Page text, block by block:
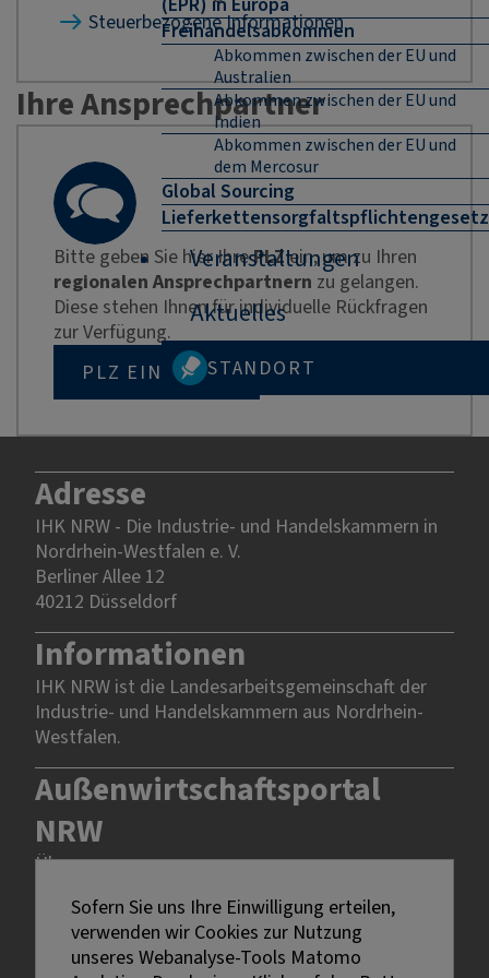
Freihandelsabkommen
Abkommen zwischen der EU und
Australien
Abkommen zwischen der EU und
Indien
Abkommen zwischen der EU und
dem Mercosur
Global Sourcing
Lieferkettensorgfaltspflichtengesetz
Veranstaltungen
Aktuelles
STANDORT
Steuerbezogene Informationen
Ihre Ansprechpartner
Bitte geben Sie hier IhrePLZein, um zu Ihren
regionalen Ansprechpartnern zu gelangen.
Diese stehen Ihnen für individuelle Rückfragen
zur Verfügung.
PLZ EINGEBEN
Adresse
IHK NRW - Die Industrie- und Handelskammern in
Nordrhein-Westfalen e. V.
Berliner Allee 12
40212 Düsseldorf
Informationen
IHK NRW ist die Landesarbeitsgemeinschaft der
Industrie- und Handelskammern aus Nordrhein-
Westfalen.
Außenwirtschaftsportal
NRW
Über uns
Rechtliches
Impressum
Sofern Sie uns Ihre Einwilligung erteilen,
verwenden wir Cookies zur Nutzung
unseres Webanalyse-Tools Matomo